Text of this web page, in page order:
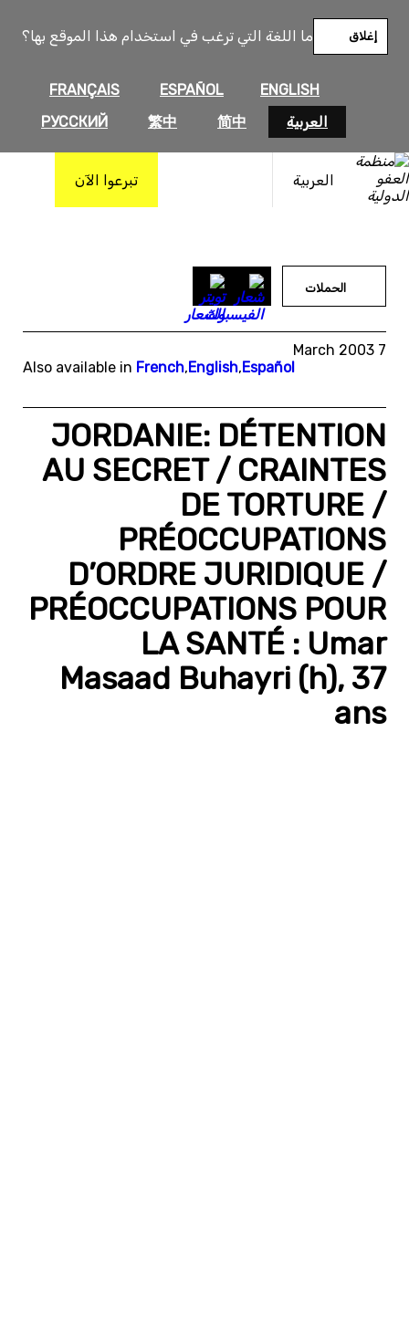
ما اللغة التي ترغب في استخدام هذا الموقع بها؟
ENGLISH
ESPAÑOL
FRANÇAIS
العربية
简中
繁中
РУССКИЙ
إغلاق
العربية تبرعوا الآن
المحتوى
الحملات
7 March 2003
Also available in French,English,Español
JORDANIE: DÉTENTION
AU SECRET / CRAINTES
DE TORTURE /
PRÉOCCUPATIONS
D’ORDRE JURIDIQUE /
PRÉOCCUPATIONS POUR
LA SANTÉ : Umar
Masaad Buhayri (h), 37
ans